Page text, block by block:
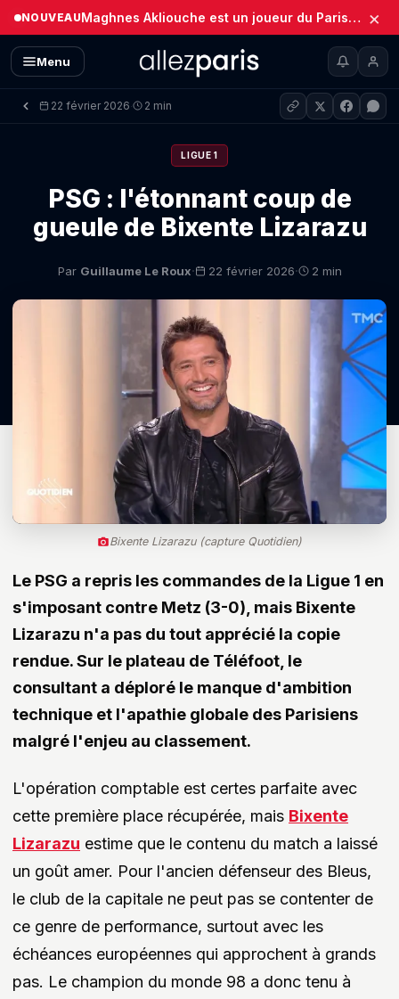
NOUVEAU Maghnes Akliouche est un joueur du Paris Saint-Germain (Officiel) ×
Menu
22 février 2026· 2 min
LIGUE 1
PSG : l'étonnant coup de
gueule de Bixente Lizarazu
Par Guillaume Le Roux· 22 février 2026· 2 min
Bixente Lizarazu (capture Quotidien)
Le PSG a repris les commandes de la Ligue 1 en
s'imposant contre Metz (3-0), mais Bixente
Lizarazu n'a pas du tout apprécié la copie
rendue. Sur le plateau de Téléfoot, le
consultant a déploré le manque d'ambition
technique et l'apathie globale des Parisiens
malgré l'enjeu au classement.
L'opération comptable est certes parfaite avec
cette première place récupérée, mais Bixente
Lizarazu estime que le contenu du match a laissé
un goût amer. Pour l'ancien défenseur des Bleus,
le club de la capitale ne peut pas se contenter de
ce genre de performance, surtout avec les
échéances européennes qui approchent à grands
pas. Le champion du monde 98 a donc tenu à